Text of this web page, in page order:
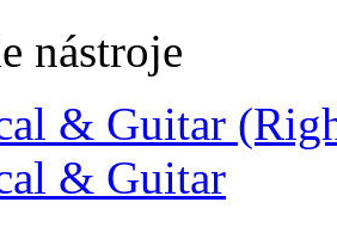
nástroje
& Guitar
& Guitar